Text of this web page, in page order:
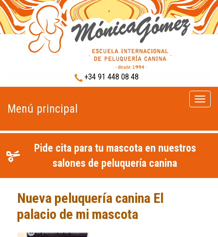
+34 91 448 08 48
Menú
Menú principal
Pide cita para tu mascota en nuestros
salones de peluquería canina
Nueva peluquería canina El
palacio de mi mascota